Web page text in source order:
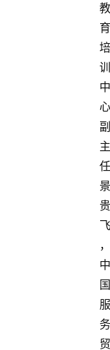
教
育
培
训
中
心
副
主
任
景
贵
飞
，
中
国
服
务
贸